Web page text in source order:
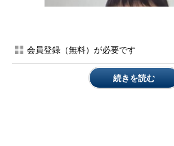
会員登録（無料）が必要です
続きを読む